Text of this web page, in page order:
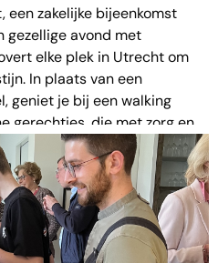
een zakelijke bijeenkomst
gezellige avond met
elke plek in Utrecht om
In plaats van een
geniet je bij een walking
gerechtjes, die met zorg en
terwijl je vrij kunt
van de ambiance.
Jouw Privé